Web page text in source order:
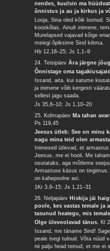
nendes, kuulsin ma
õnnistus ja au ja kirkus ja
Looja, Sina oled kõik loonud.
kooskõlas. Ainult inimene,
Murelapsed vajavad kõige
meiegi õpiksime Sind kiitma.
Hb 12,18–25; Js 1,1–9
24. TeisipäevÄra järgne
Õnnistage oma
Issand, aita, kui satume
ja inimene võib kergesti
sellest jagu saada.
Js 35,8–10; Js 1,10–20
25. Kolmapäev Ma tahan
Ps 119,45
Jeesus ütleb: See on minu
nagu mina teid olen
Inimesed ütlevad, et
Jeesus, me ei hooli. Me
osutataks, aga mõtleme
Armastuse käsus on
on kahepoolne asi.
1Kr 3,9–15; Js 1,21–31
26. Neljapäev Hiskija jäi
poole, kes vastas temale ja
tasunud heategu, mis
Olge ülevoolavad tänus. Kl
Issand, me täname Sind!
peale isegi tulnud. Võta nüüd
nii palju head teinud, et me ei